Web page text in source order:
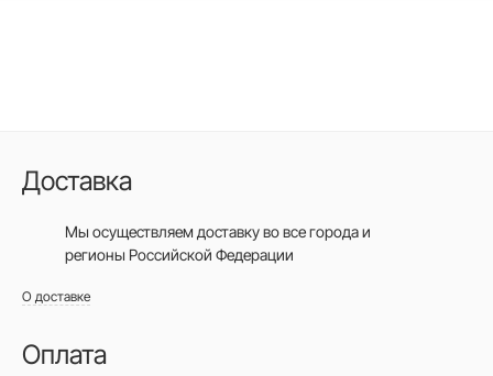
Доставка
Мы осуществляем доставку во все городаи
регионы Российской Федерации
О доставке
Оплата